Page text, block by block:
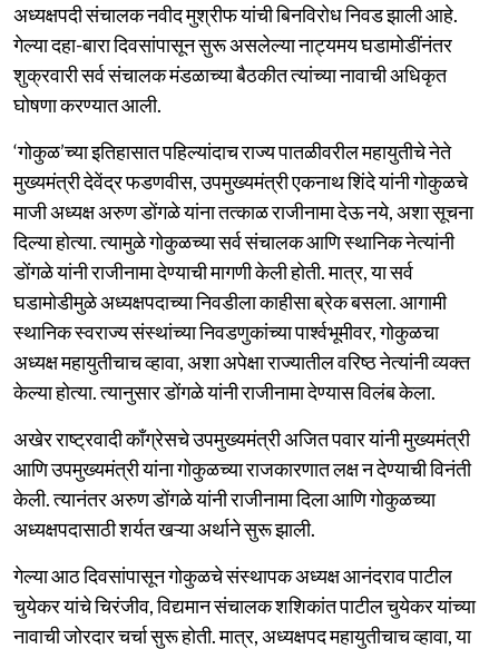
अध्यक्षपदी संचालक नवीद मुश्रीफ यांची बिनविरोध निवड झाली आहे.
गेल्या दहा-बारा दिवसांपासून सुरू असलेल्या नाट्यमय घडामोडींनंतर
शुक्रवारी सर्व संचालक मंडळाच्या बैठकीत त्यांच्या नावाची अधिकृत
घोषणा करण्यात आली.
‘गोकुळ’च्या इतिहासात पहिल्यांदाच राज्य पातळीवरील महायुतीचे नेते
मुख्यमंत्री देवेंद्र फडणवीस, उपमुख्यमंत्री एकनाथ शिंदे यांनी गोकुळचे
माजी अध्यक्ष अरुण डोंगळे यांना तत्काळ राजीनामा देऊ नये, अशा सूचना
दिल्या होत्या. त्यामुळे गोकुळच्या सर्व संचालक आणि स्थानिक नेत्यांनी
डोंगळे यांनी राजीनामा देण्याची मागणी केली होती. मात्र, या सर्व
घडामोडीमुळे अध्यक्षपदाच्या निवडीला काहीसा ब्रेक बसला. आगामी
स्थानिक स्वराज्य संस्थांच्या निवडणुकांच्या पार्श्वभूमीवर, गोकुळचा
अध्यक्ष महायुतीचाच व्हावा, अशा अपेक्षा राज्यातील वरिष्ठ नेत्यांनी व्यक्त
केल्या होत्या. त्यानुसार डोंगळे यांनी राजीनामा देण्यास विलंब केला.
अखेर राष्ट्रवादी काँग्रेसचे उपमुख्यमंत्री अजित पवार यांनी मुख्यमंत्री
आणि उपमुख्यमंत्री यांना गोकुळच्या राजकारणात लक्ष न देण्याची विनंती
केली. त्यानंतर अरुण डोंगळे यांनी राजीनामा दिला आणि गोकुळच्या
अध्यक्षपदासाठी शर्यत खऱ्या अर्थाने सुरू झाली.
गेल्या आठ दिवसांपासून गोकुळचे संस्थापक अध्यक्ष आनंदराव पाटील
चुयेकर यांचे चिरंजीव, विद्यमान संचालक शशिकांत पाटील चुयेकर यांच्या
नावाची जोरदार चर्चा सुरू होती. मात्र, अध्यक्षपद महायुतीचाच व्हावा, या